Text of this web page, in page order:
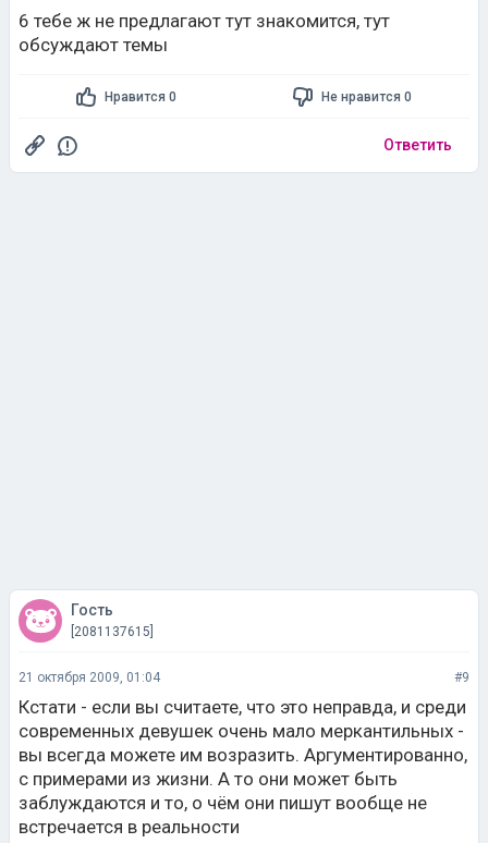
6 тебе ж не предлагают тут знакомится, тут
обсуждают темы
Нравится 0 Не нравится 0
Ответить
Гость
[2081137615]
21 октября 2009, 01:04 #9
Кстати - если вы считаете, что это неправда, и среди
современных девушек очень мало меркантильных -
вы всегда можете им возразить. Аргументированно,
с примерами из жизни. А то они может быть
заблуждаются и то, о чём они пишут вообще не
встречается в реальности